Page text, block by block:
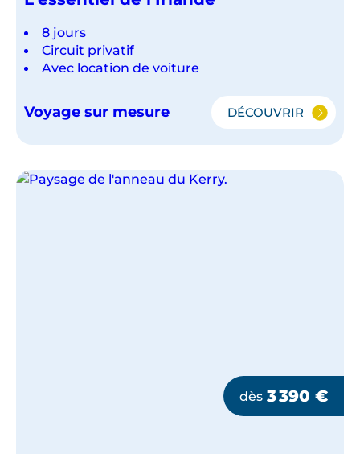
8 jours
Circuit privatif
Avec location de voiture
Voyage sur mesure DÉCOUVRIR
L'ESSENTIEL
dès 3 390 €